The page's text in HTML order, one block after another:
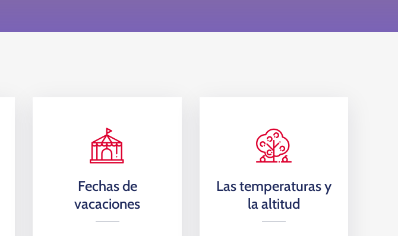
Fechas de
vacaciones
Las temperaturas y
la altitud